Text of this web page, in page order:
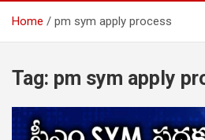
Home pm sym apply process
Tag: pm sym apply